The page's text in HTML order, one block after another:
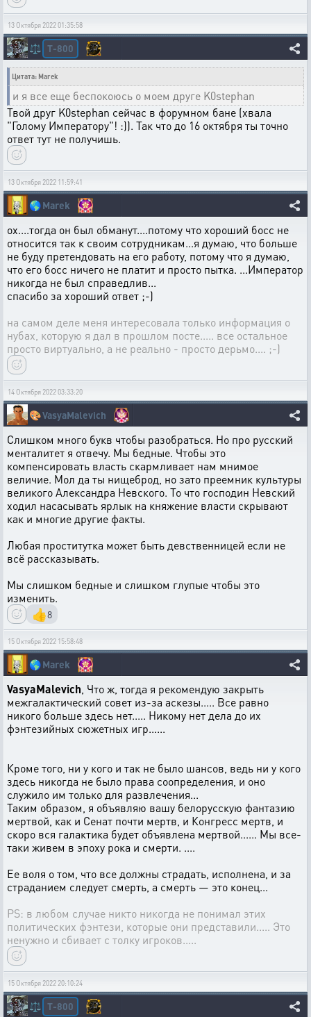
13 Октября 2022 01:35:58
⚖️ T-800
Цитата: Marek
и я все еще беспокоюсь о моем друге K0stephan
Твой друг K0stephan сейчас в форумном бане (хвала
"Голому Императору"! :)). Так что до 16 октября ты точно
ответ тут не получишь.
13 Октября 2022 11:59:41
🌎Marek
ох....тогда он был обманут....потому что хороший босс не
относится так к своим сотрудникам...я думаю, что больше
не буду претендовать на его работу, потому что я думаю,
что его босс ничего не платит и просто пытка. ...Император
никогда не был справедлив...
спасибо за хороший ответ ;-)
на самом деле меня интересовала только информация о
нубах, которую я дал в прошлом посте..... все остальное
просто виртуально, а не реально - просто дерьмо.... ;-)
14 Октября 2022 03:33:20
🎨VasyaMalevich
Слишком много букв чтобы разобраться. Но про русский
менталитет я отвечу. Мы бедные. Чтобы это
компенсировать власть скармливает нам мнимое
величие. Мол да ты нищеброд, но зато преемник культуры
великого Александра Невского. То что господин Невский
ходил насасывать ярлык на княжение власти скрывают
как и многие другие факты.
Любая проститутка может быть девственницей если не
всё рассказывать.
Мы слишком бедные и слишком глупые чтобы это
изменить.
👍8
15 Октября 2022 15:58:48
🌎Marek
VasyaMalevich , Что ж, тогда я рекомендую закрыть
межгалактический совет из-за аскезы..... Все равно
никого больше здесь нет..... Никому нет дела до их
фэнтезийных сюжетных игр......
Кроме того, ни у кого и так не было шансов, ведь ни у кого
здесь никогда не было права соопределения, и оно
служило им только для развлечения...
Таким образом, я объявляю вашу белорусскую фантазию
мертвой, как и Сенат почти мертв, и Конгресс мертв, и
скоро вся галактика будет объявлена ​​​​мертвой...... Мы все-
таки живем в эпоху рока и смерти. ....
Ее воля о том, что все должны страдать, исполнена, и за
страданием следует смерть, а смерть — это конец...
PS: в любом случае никто никогда не понимал этих
политических фэнтези, которые они представили..... Это
ненужно и сбивает с толку игроков.....
15 Октября 2022 20:10:24
⚖️ T-800